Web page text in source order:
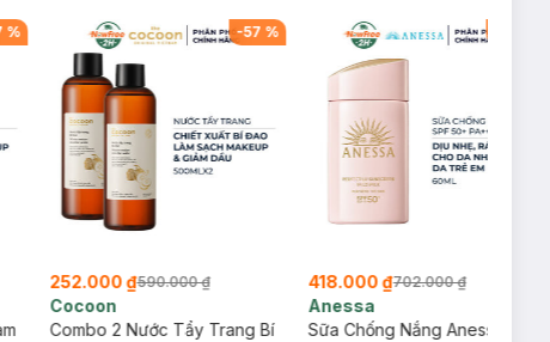
% -57 %
252.000 ₫590.000 ₫
Cocoon
Combo 2 Nước Tẩy Trang Bí
418.000 ₫702.000 ₫
Anessa
Sữa Chống Nắng Anessa